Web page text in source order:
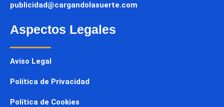
publicidad@cargandolasuerte.com
Aspectos Legales
Aviso Legal
Política de Privacidad
Política de Cookies